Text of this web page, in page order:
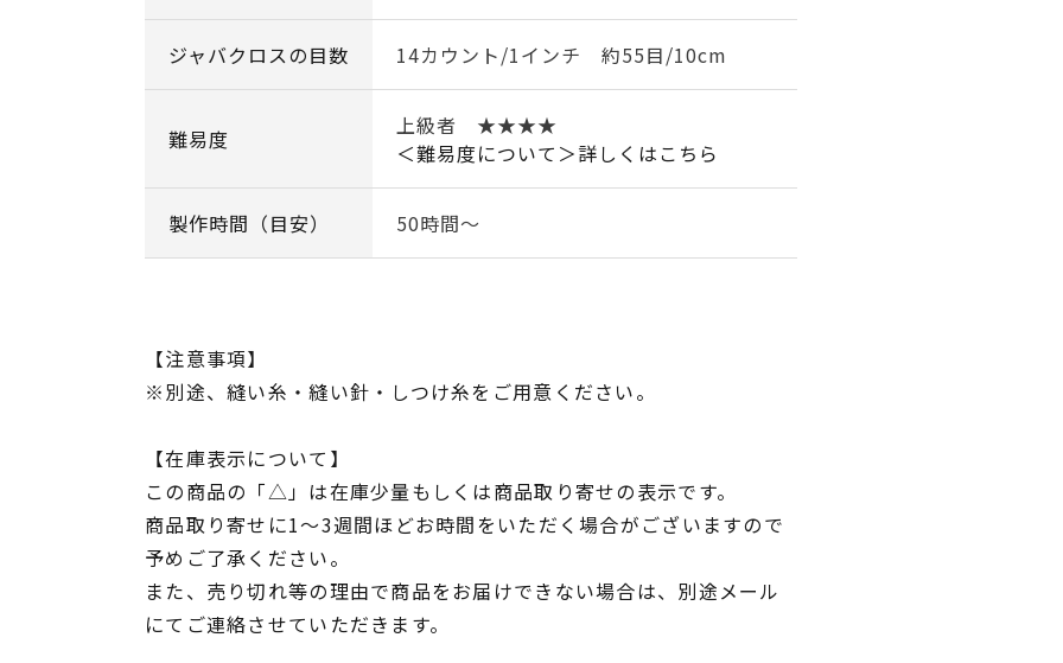
ジャバクロスの目数 14カウント/1インチ 約55目/10cm
難易度
上級者 ★★★★
＜難易度について＞詳しくはこちら
製作時間（目安） 50時間～
【注意事項】
※別途、縫い糸・縫い針・しつけ糸をご用意ください。
【在庫表示について】
この商品の「△」は在庫少量もしくは商品取り寄せの表示です。
商品取り寄せに1～3週間ほどお時間をいただく場合がございますので
予めご了承ください。
また、売り切れ等の理由で商品をお届けできない場合は、別途メール
にてご連絡させていただきます。